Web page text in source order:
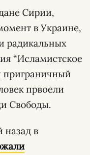
Сирии,
в Украине,
радикальных
“Исламистское
приграничный
првоели
Свободы.
назад в